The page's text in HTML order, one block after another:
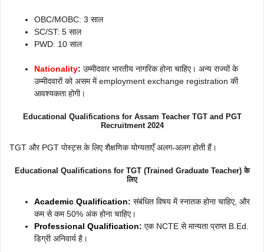
OBC/MOBC: 3 साल
SC/ST: 5 साल
PWD: 10 साल
Nationality: उम्मीदवार भारतीय नागरिक होना चाहिए। अन्य राज्यों के
उम्मीदवारों को असम में employment exchange registration की
आवश्यकता होगी।
Educational Qualifications for Assam Teacher TGT and PGT
Recruitment 2024
TGT और PGT पोस्ट्स के लिए शैक्षणिक योग्यताएँ अलग-अलग होती हैं।
Educational Qualifications for TGT (Trained Graduate Teacher) के
लिए
Academic Qualification: संबंधित विषय में स्नातक होना चाहिए, और
कम से कम 50% अंक होना चाहिए।
Professional Qualification: एक NCTE से मान्यता प्राप्त B.Ed.
डिग्री अनिवार्य है।